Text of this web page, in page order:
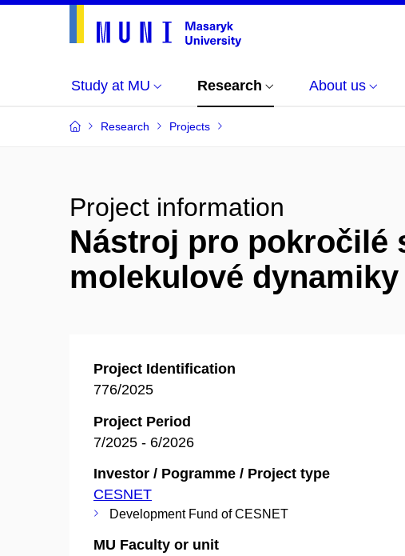
Study at MU Research About us
Research Projects
Project information
Nástroj pro pokročilé
molekulové dynamiky
Project Identification
776/2025
Project Period
7/2025 - 6/2026
Investor / Pogramme / Project type
CESNET
Development Fund of CESNET
MU Faculty or unit